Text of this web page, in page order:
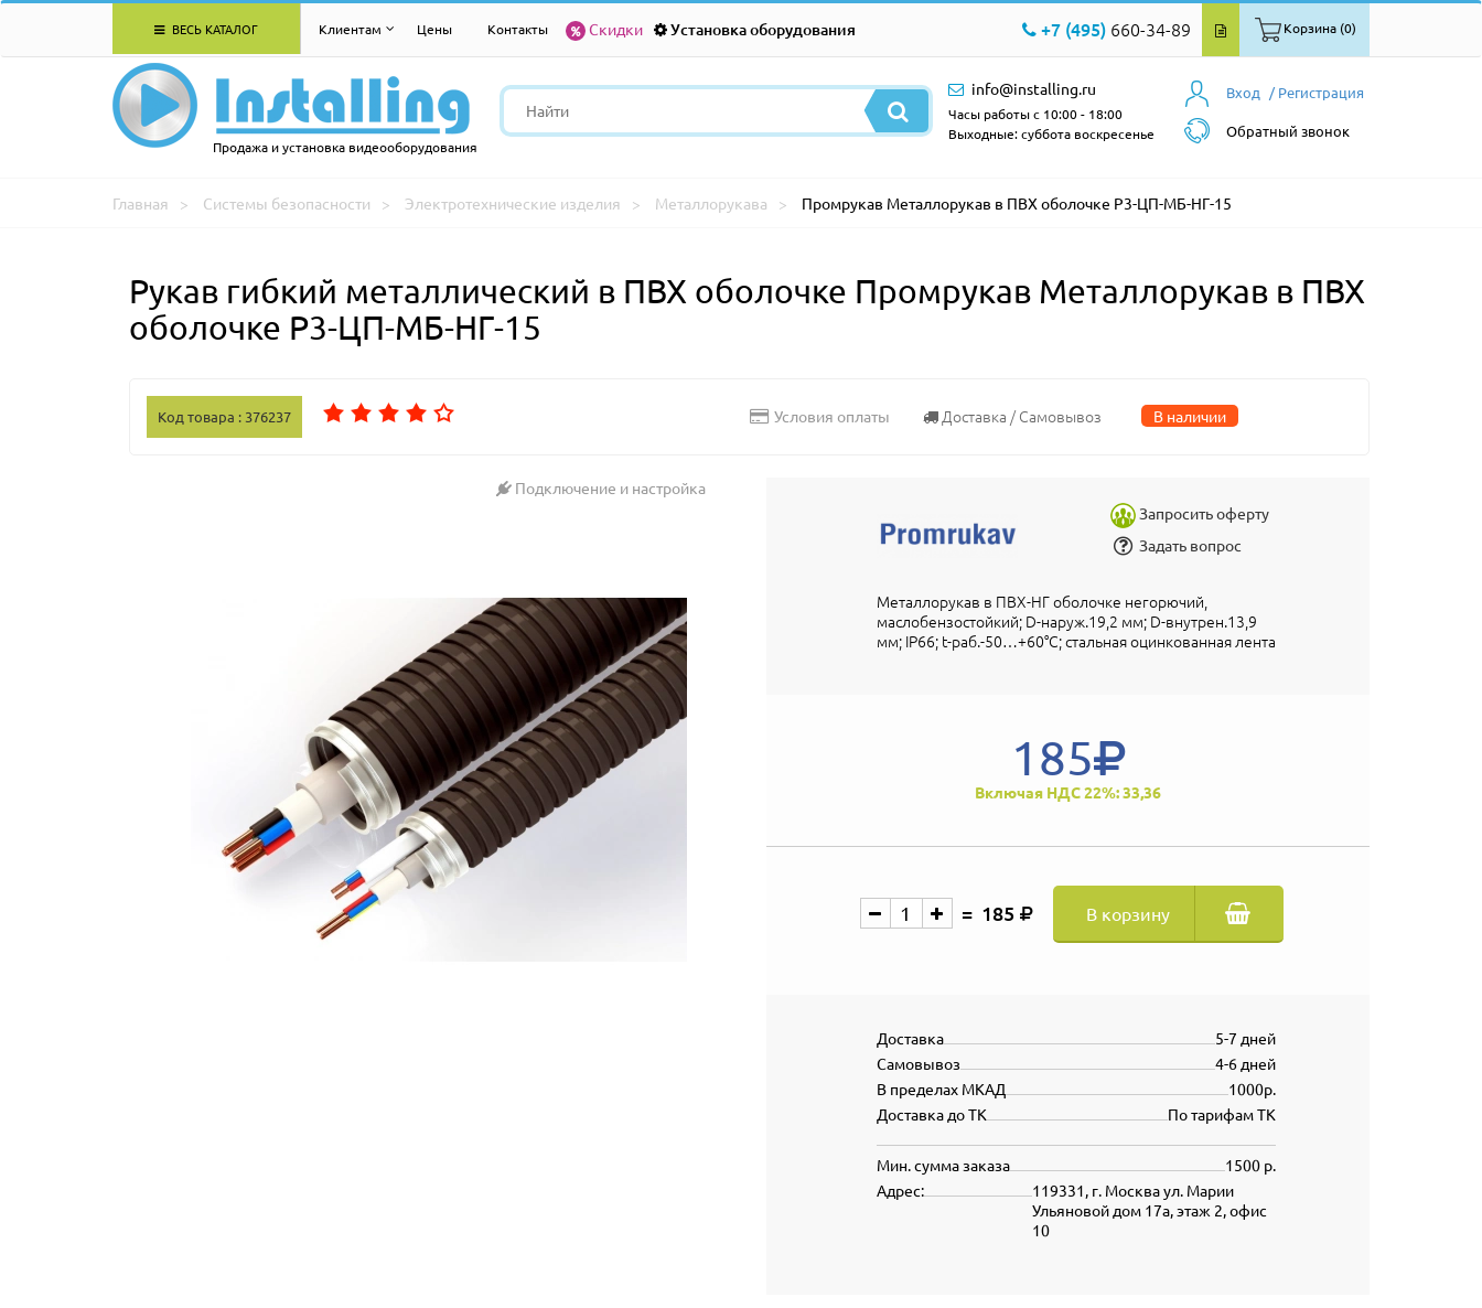
ВЕСЬ КАТАЛОГ Клиентам Цены Контакты Скидки Установка оборудования +7 (495) 660-34-89 Корзина (0)
Продажа и установка видеооборудования
Вход / Регистрация
Обратный звонок
info@installing.ru
Часы работы с 10:00 - 18:00
Выходные: суббота воскресенье
Главная Системы безопасности Электротехнические изделия Металлорукава Промрукав Металлорукав в ПВХ оболочке Р3-ЦП-МБ-НГ-15
Рукав гибкий металлический в ПВХ оболочке Промрукав Металлорукав в ПВХ
оболочке Р3-ЦП-МБ-НГ-15
Код товара : 376237 Условия оплаты Доставка / Самовывоз В наличии
Подключение и настройка
Запросить оферту
Задать вопрос
Металлорукав в ПВХ-НГ оболочке негорючий,
маслобензостойкий; D-наруж.19,2 мм; D-внутрен.13,9
мм; IP66; t-раб.-50…+60°С; стальная оцинкованная лента
185
Включая НДС 22%: 33,36
185 В корзину
5-7 дней
Доставка
4-6 дней
Самовывоз
1000р.
В пределах МКАД
По тарифам ТК
Доставка до ТК
1500 р.
Мин. сумма заказа
119331, г. Москва ул. Марии
Ульяновой дом 17а, этаж 2, офис
10
Адрес: